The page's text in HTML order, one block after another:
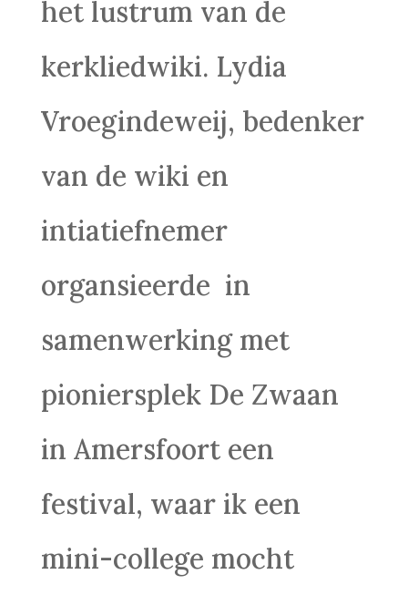
het lustrum van de
kerkliedwiki. Lydia
Vroegindeweij, bedenker
van de wiki en
intiatiefnemer
organsieerde in
samenwerking met
pioniersplek De Zwaan
in Amersfoort een
festival, waar ik een
mini-college mocht